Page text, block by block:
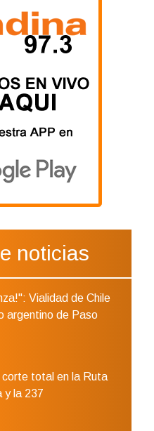
noticias
Vialidad de Chile
argentino de Paso
total en la Ruta
y la 237